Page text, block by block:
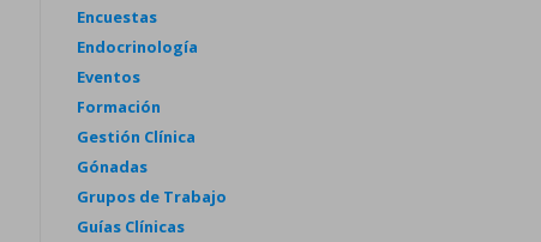
Encuestas
Endocrinología
Eventos
Formación
Gestión Clínica
Gónadas
Grupos de Trabajo
Guías Clínicas